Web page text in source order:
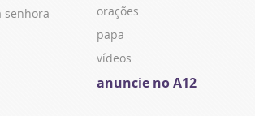
senhora
orações
papa
vídeos
anuncie no A12